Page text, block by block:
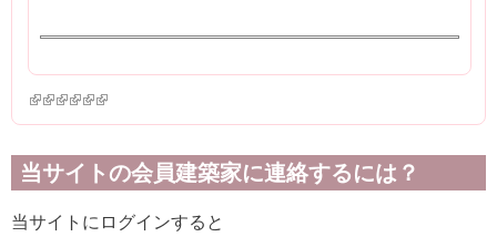
(link is external)
(link is external)
(link is external)
(link is external)
(link is external)
(link is external)
当サイトの会員建築家に連絡するには？
当サイトにログインすると